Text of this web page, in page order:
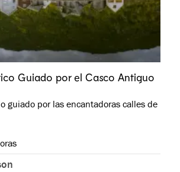
Guiado por el Casco Antiguo
guiado por las encantadoras calles de